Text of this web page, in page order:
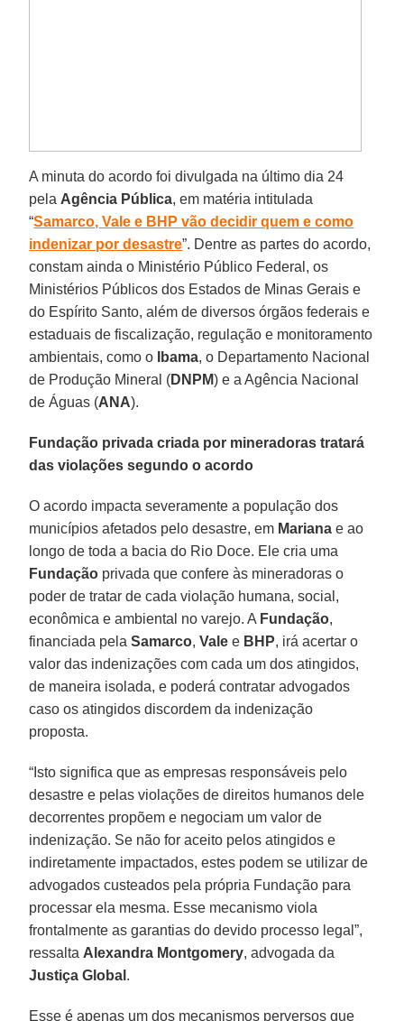
A minuta do acordo foi divulgada na último dia 24
pela Agência Pública, em matéria intitulada
“Samarco, Vale e BHP vão decidir quem e como
indenizar por desastre”. Dentre as partes do acordo,
constam ainda o Ministério Público Federal, os
Ministérios Públicos dos Estados de Minas Gerais e
do Espírito Santo, além de diversos órgãos federais e
estaduais de fiscalização, regulação e monitoramento
ambientais, como o
Ibama, o Departamento Nacional
de Produção Mineral (DNPM) e a Agência Nacional
de Águas (ANA).
Fundação privada criada por mineradoras tratará
das violações segundo o acordo
O acordo impacta severamente a população dos
municípios afetados pelo desastre, em Mariana e ao
longo de toda a bacia do Rio Doce. Ele cria uma
Fundação privada que confere às mineradoras o
poder de tratar de cada violação humana, social,
econômica e ambiental no varejo. A Fundação,
financiada pelaSamarco,Vale e BHP, irá acertar o
valor das indenizações com cada um dos atingidos,
de maneira isolada, e poderá contratar advogados
caso os atingidos discordem da indenização
proposta.
“Isto significa que as empresas responsáveis pelo
desastre e pelas violações de direitos humanos dele
decorrentes propõem e negociam um valor de
indenização. Se não for aceito pelos atingidos e
indiretamente impactados, estes podem se utilizar de
advogados custeados pela própria Fundação para
processar ela mesma. Esse mecanismo viola
frontalmente as garantias do devido processo legal”,
ressalta Alexandra Montgomery, advogada da
Justiça Global .
Esse é apenas um dos mecanismos perversos que